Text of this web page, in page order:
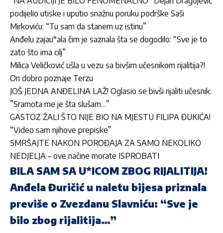
podijelio utiske i uputio snažnu poruku podrške Saši
Mirkoviću: “Tu sam da stanem uz istinu”
Anđelu zajau*ala čim je saznala šta se dogodilo: “Sve je to
zato što ima cilj”
Milica Veličković ušla u vezu sa bivšim učesnikom rijalitija?!
On dobro poznaje Terzu
JOŠ JEDNA ANĐELINA LAŽ! Oglasio se bivši rijaliti učesnik:
”Sramota me je šta slušam…”
GASTOZ ŽALI ŠTO NIJE BIO NA MJESTU FILIPA ĐUKIĆA!
“Video sam njihove prepiske”
SMRŠAJTE NAKON POROĐAJA ZA SAMO NEKOLIKO
NEDJELJA – ove načine morate ISPROBATI
BILA SAM SA U*ICOM ZBOG RIJALITIJA!
Anđela Đuričić u naletu bijesa priznala
previše o Zvezdanu Slavniću: “Sve je
bilo zbog rijalitija…”